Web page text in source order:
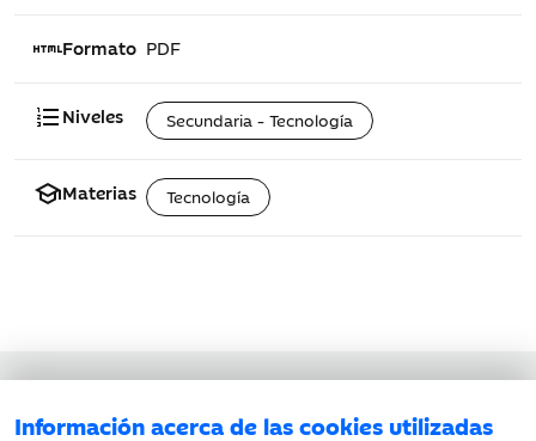
Información acerca de las cookies utilizadas
htmlFormato PDF
format_list_numberedNiveles Secundaria - Tecnología
schoolMaterias Tecnología
Política de privacidad